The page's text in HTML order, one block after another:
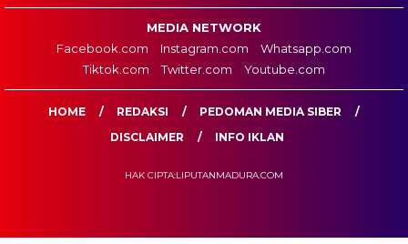
MEDIA NETWORK
Facebook.com
Instagram.com
Whatsapp.com
Tiktok.com
Twitter.com Youtube.com
HOME REDAKSI
PEDOMAN MEDIA SIBER
DISCLAIMER
INFO IKLAN
HAK CIPTA:LIPUTANMADURA.COM